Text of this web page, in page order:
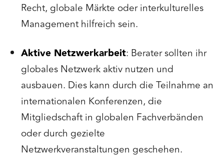
Recht, globale Märkte oder interkulturelles
Management hilfreich sein.
Aktive Netzwerkarbeit: Berater sollten ihr
globales Netzwerk aktiv nutzen und
ausbauen. Dies kann durch die Teilnahme an
internationalen Konferenzen, die
Mitgliedschaft in globalen Fachverbänden
oder durch gezielte
Netzwerkveranstaltungen geschehen.